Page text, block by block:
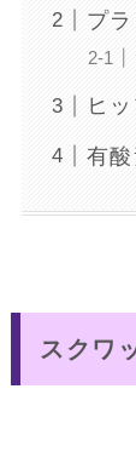
プ
ヒ
有
スクワ